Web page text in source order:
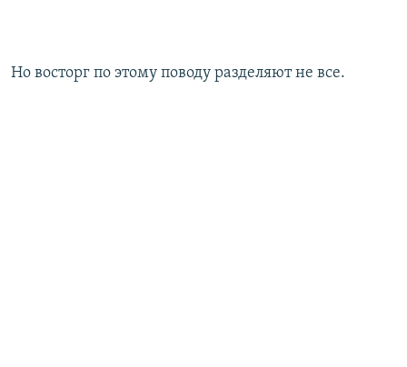
Но восторг по этому поводу разделяют не все.